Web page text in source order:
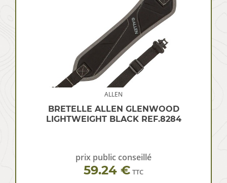
ALLEN
BRETELLE ALLEN GLENWOOD
LIGHTWEIGHT BLACK REF.8284
prix public conseillé
59.24 € TTC